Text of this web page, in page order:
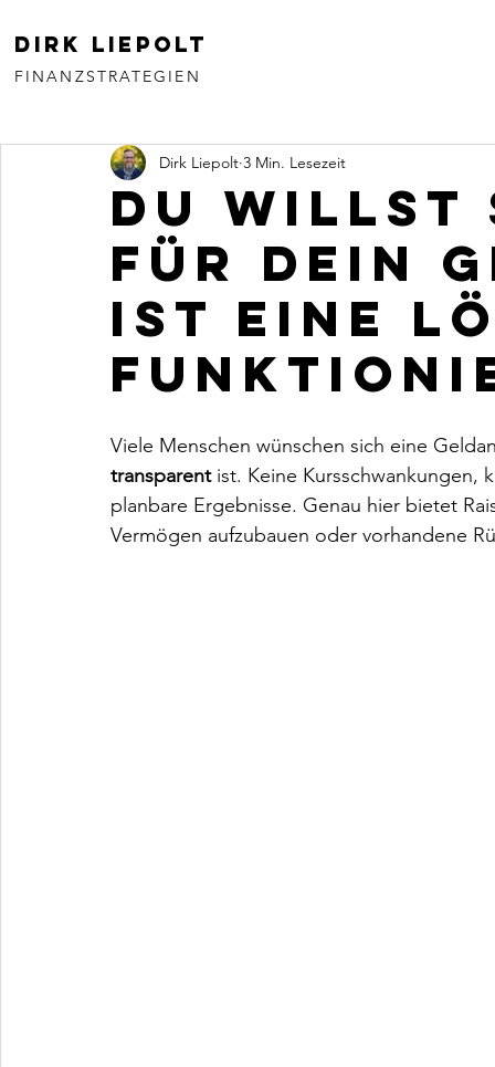
Dirk Liepolt
FINANZSTRATEGIEN
Du willst
für dein
ist eine
Dirk Liepolt 3 Min. Lesezeit
Viele Menschen wünschen sich eine
transparent ist. Keine Kursschwankungen,
planbare Ergebnisse. Genau hier bietet
Vermögen aufzubauen oder vorhandene